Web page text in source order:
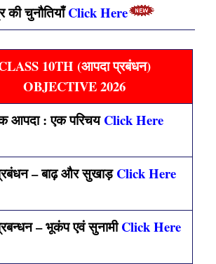
की चुनौतियाँClick Here
10TH (आपदा प्रबंधन)
OBJECTIVE 2026
आपदा : एक परिचयClick Here
– बाढ़ और सुखाड़Click Here
– भूकंप एवं सुनामीClick Here